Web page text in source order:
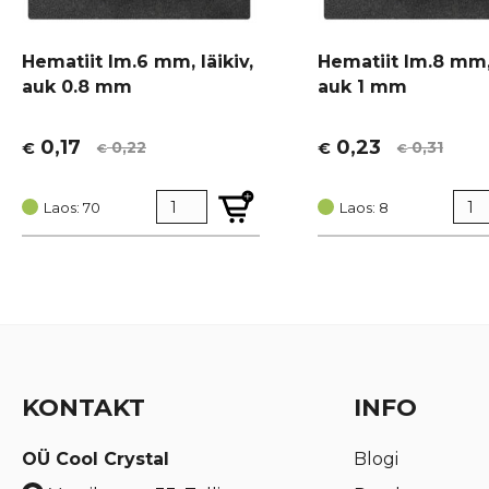
Hematiit lm.6 mm, läikiv,
auk 0.8 mm
€0,22
Algne
oli:
€ 0,22.
€ 0,17
Current
is:
€ 0,17.
Laos: 70
Hematiit lm.8
auk 1 mm
€0,31
Algne
oli:
€ 0,31.
€ 0,23
Current
is:
€ 0,23.
Laos: 8
KONTAKT
OÜ Cool Crystal
INFO
Blogi